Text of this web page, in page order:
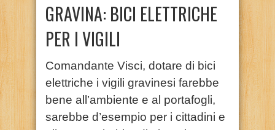
GRAVINA: BICI ELETTRICHE
PER I VIGILI
Comandante Visci, dotare di bici
elettriche i vigili gravinesi farebbe
bene all’ambiente e al portafogli,
sarebbe d’esempio per i cittadini e